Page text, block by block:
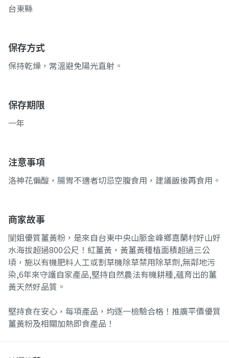
台東縣
保存方式
保持乾燥，常溫避免陽光直射。
保存期限
一年
注意事項
洛神花偏酸，腸胃不適者切忌空腹食用，建議飯後再食用。
商家故事
䦨姐優質薑黃粉，是來自台東中央山脈金峰鄉嘉蘭村好山好
水海拔超過800公尺！紅薑黃，黃薑黃種植面積超過三公
頃，施以有機肥料人工或割草機除草禁用除草劑,無鄰地污
染,6年來守護自家產品,堅持自然農法有機耕種,蘊育出的薑
黃天然好品質。
堅持食在安心，每項產品，均逐一檢驗合格！推廣平價優質
薑黃粉及相關加熱即食產品！